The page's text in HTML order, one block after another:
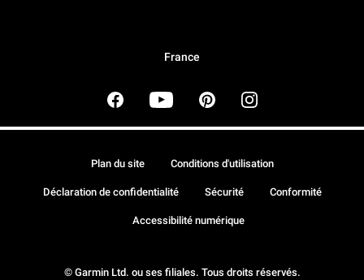
France
© Garmin Ltd. ou ses filiales. Tous droits réservés.
Plan du site Conditions d'utilisation
Déclaration de confidentialité Sécurité Conformité
Accessibilité numérique